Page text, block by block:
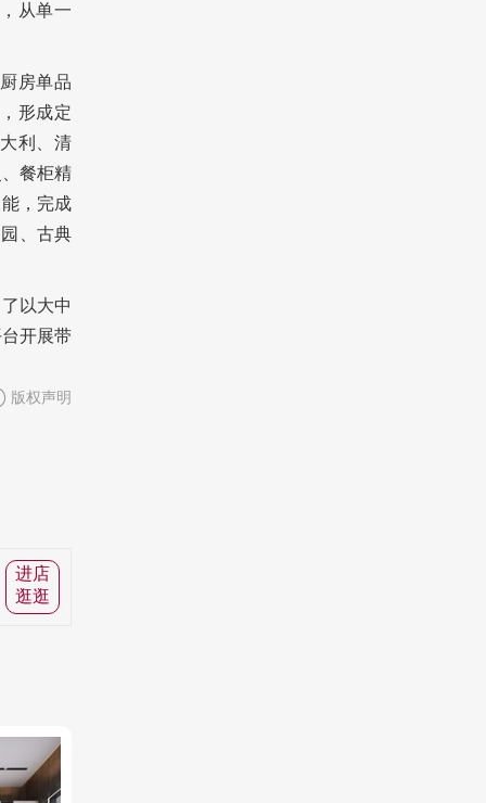
从单一
房单品
形成定
利、清
餐柜精
，完成
、古典
以大中
开展带
版权声明
进店
逛逛